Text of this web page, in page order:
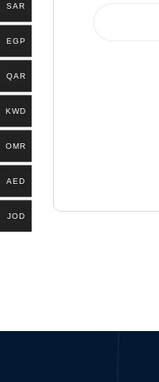
SAR
EGP
QAR
KWD
OMR
AED
JOD